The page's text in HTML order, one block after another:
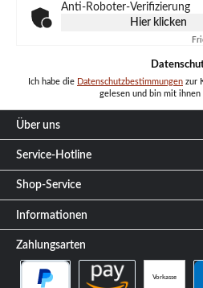
Anti-Roboter-Verifizierung
Hier klicken
Ich habe die Datenschutzbestimmungen zur
gelesen und bin mit ihnen
Über uns
Service-Hotline
Shop-Service
Informationen
Zahlungsarten
Vorkasse